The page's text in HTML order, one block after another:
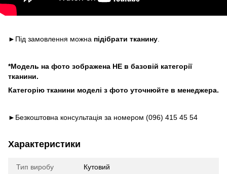
►Під замовлення можна підібрати тканину
*Модель на фото зображена НЕ в базовій категорії
тканини.
Категорію тканини моделі з фото уточнюйте в менеджера.
►Безкоштовна консультація за номером (096) 415 45 54
Характеристики
Тип виробу Кутовий